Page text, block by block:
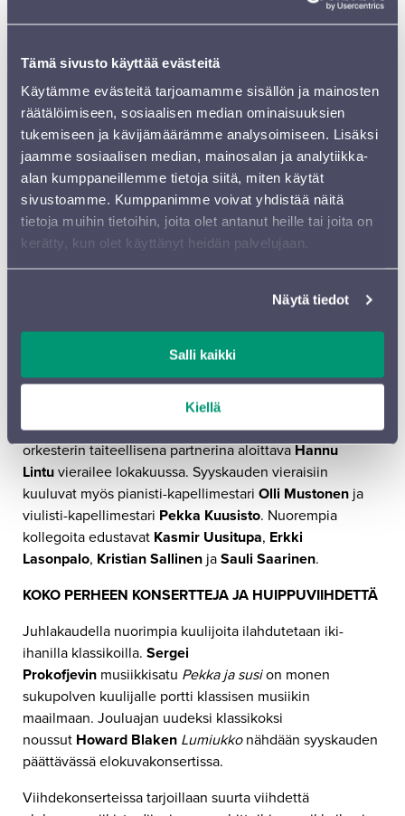
Tämä sivusto käyttää evästeitä
Käytämme evästeitä tarjoamamme sisällön ja mainosten
räätälöimiseen, sosiaalisen median ominaisuuksien
tukemiseen ja kävijämäärämme analysoimiseen. Lisäksi
jaamme sosiaalisen median, mainosalan ja analytiikka-
alan kumppaneillemme tietoja siitä, miten käytät
sivustoamme. Kumppanimme voivat yhdistää näitä
tietoja muihin tietoihin, joita olet antanut heille tai joita on
kerätty, kun olet käyttänyt heidän palvelujaan.
Näytä tiedot
Salli kaikki
Kiellä
KANSAINVÄLISIÄ SUOMALAISIA
Suomalainen musiikki-ihme nousee Sibeliustalon lavalle
useissa konserteissa. Orkesterin omista riveistä solisteina
soittavat tuubavirtuoosiHarri Lidsleja
klarinettitaiteilijaEeva Mäenluoma. Nuoren polven
kansainvälisillä areenoilla kannuksensa hankkineita
suomalaishuippuja edustavat Berliinin filharmonikoiden
käyrätorvensoittajaPaula Ernesaks, trumpetistiVerneri
Pohjola, viulistitOtto AntikainenjaTami Pohjola,
sellisti Senja Rummukainenja alttoviulistiLilli Maijala
Lilli
PaasikivijaTuija Knihtilä, tenoriMarkus Nykänen,
ja bassoMatti Turunen
Juhlavuonna orkesterin eteen astuu myös merkittävä
määrä kotimaisia huippukapellimestareita. Syksyllä 2025
orkesterin taiteellisena partnerina aloittavaHannu
Lintuvierailee lokakuussa. Syyskauden vieraisiin
kuuluvat myös pianisti-kapellimestari Olli Mustonen ja
viulisti-kapellimestari Pekka Kuusisto. Nuorempia
kollegoita edustavat Kasmir Uusitupa, Erkki
Lasonpalo, Kristian Sallinen jaSauli Saarinen.
KOKO PERHEEN KONSERTTEJA JA HUIPPUVIIHDETTÄ
Juhlakaudella nuorimpia kuulijoita ilahdutetaan iki-
ihanilla klassikoilla. Sergei
Prokofjevin musiikkisatu Pekka ja susion monen
sukupolven kuulijalle portti klassisen musiikin
maailmaan. Jouluajan uudeksi klassikoksi
noussut Howard Blaken Lumiukkonähdään syyskauden
päättävässä elokuvakonsertissa.
Viihdekonserteissa tarjoillaan suurta viihdettä